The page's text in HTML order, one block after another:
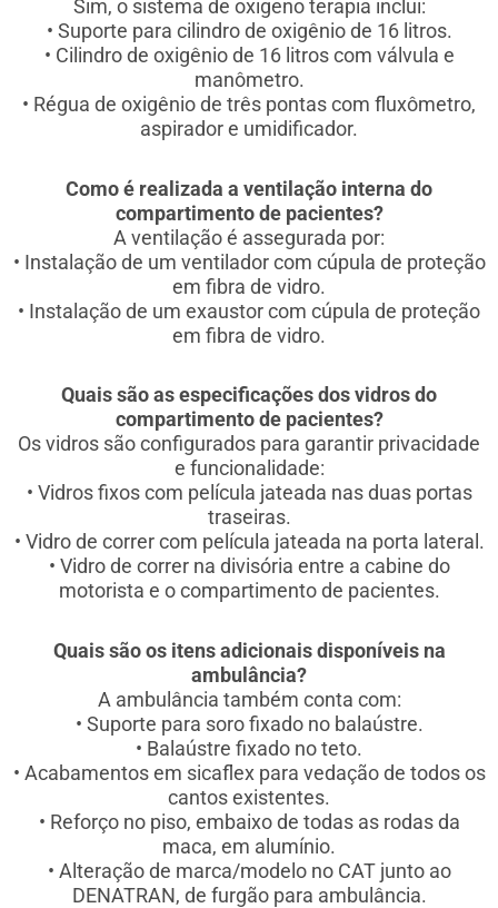
Sim, o sistema de oxigeno terapia inclui:
• Suporte para cilindro de oxigênio de 16 litros.
• Cilindro de oxigênio de 16 litros com válvula e
manômetro.
• Régua de oxigênio de três pontas com fluxômetro,
aspirador e umidificador.
Como é realizada a ventilação interna do
compartimento de pacientes?
A ventilação é assegurada por:
• Instalação de um ventilador com cúpula de proteção
em fibra de vidro.
• Instalação de um exaustor com cúpula de proteção
em fibra de vidro.
Quais são as especificações dos vidros do
compartimento de pacientes?
Os vidros são configurados para garantir privacidade
e funcionalidade:
• Vidros fixos com película jateada nas duas portas
traseiras.
• Vidro de correr com película jateada na porta lateral.
• Vidro de correr na divisória entre a cabine do
motorista e o compartimento de pacientes.
Quais são os itens adicionais disponíveis na
ambulância?
A ambulância também conta com:
• Suporte para soro fixado no balaústre.
• Balaústre fixado no teto.
• Acabamentos em sicaflex para vedação de todos os
cantos existentes.
• Reforço no piso, embaixo de todas as rodas da
maca, em alumínio.
• Alteração de marca/modelo no CAT junto ao
DENATRAN, de furgão para ambulância.